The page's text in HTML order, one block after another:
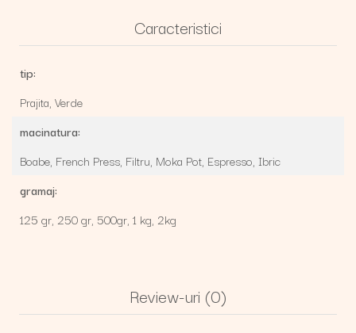
Caracteristici
tip:
Prajita, Verde
macinatura:
Boabe, French Press, Filtru, Moka Pot, Espresso, Ibric
gramaj:
125 gr, 250 gr, 500gr, 1 kg, 2kg
Review-uri (0)